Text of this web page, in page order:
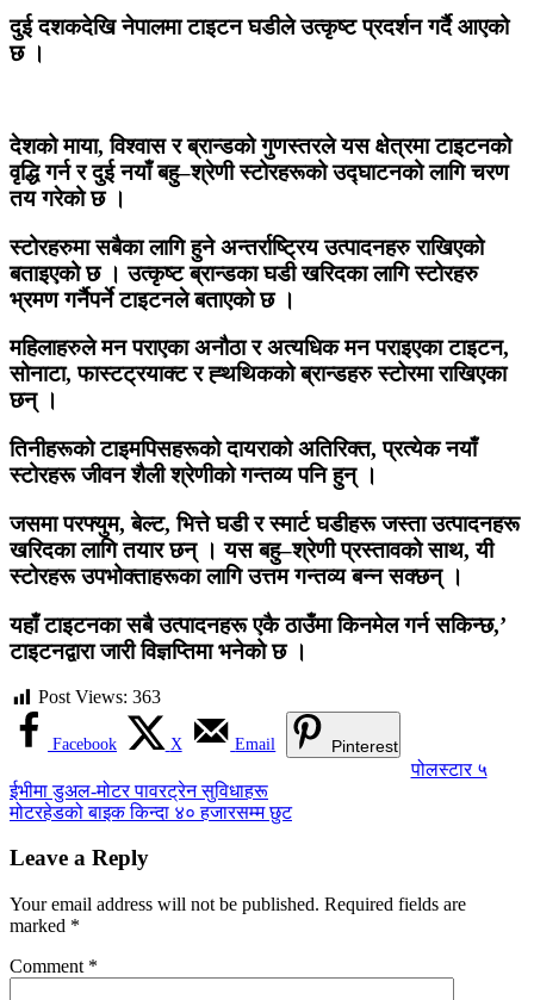
दुई दशकदेखि नेपालमा टाइटन घडीले उत्कृष्ट प्रदर्शन गर्दै आएको
छ ।
देशको माया, विश्वास र ब्रान्डको गुणस्तरले यस क्षेत्रमा टाइटनको
वृद्धि गर्न र दुई नयाँ बहु–श्रेणी स्टोरहरूको उद्घाटनको लागि चरण
तय गरेको छ ।
स्टोरहरुमा सबैका लागि हुने अन्तर्राष्ट्रिय उत्पादनहरु राखिएको
बताइएको छ । उत्कृष्ट ब्रान्डका घडी खरिदका लागि स्टोरहरु
भ्रमण गर्नैपर्ने टाइटनले बताएको छ ।
महिलाहरुले मन पराएका अनौठा र अत्यधिक मन पराइएका टाइटन,
सोनाटा, फास्टट्रयाक्ट र ह्थथिकको ब्रान्डहरु स्टोरमा राखिएका
छन् ।
तिनीहरूको टाइमपिसहरूको दायराको अतिरिक्त, प्रत्येक नयाँ
स्टोरहरू जीवन शैली श्रेणीको गन्तव्य पनि हुन् ।
जसमा परफ्युम, बेल्ट, भित्ते घडी र स्मार्ट घडीहरू जस्ता उत्पादनहरू
खरिदका लागि तयार छन् । यस बहु–श्रेणी प्रस्तावको साथ, यी
स्टोरहरू उपभोक्ताहरूका लागि उत्तम गन्तव्य बन्न सक्छन् ।
यहाँ टाइटनका सबै उत्पादनहरू एकै ठाउँमा किनमेल गर्न सकिन्छ,’
टाइटनद्वारा जारी विज्ञप्तिमा भनेको छ ।
Post Views: 363
Facebook X Email Pinterest
Post
navigation
पोलस्टार ५
ईभीमा डुअल-मोटर पावरट्रेन सुविधाहरू
मोटरहेडको बाइक किन्दा ४० हजारसम्म छुट
Leave a Reply
Your email address will not be published. Required fields are
marked *
Comment *